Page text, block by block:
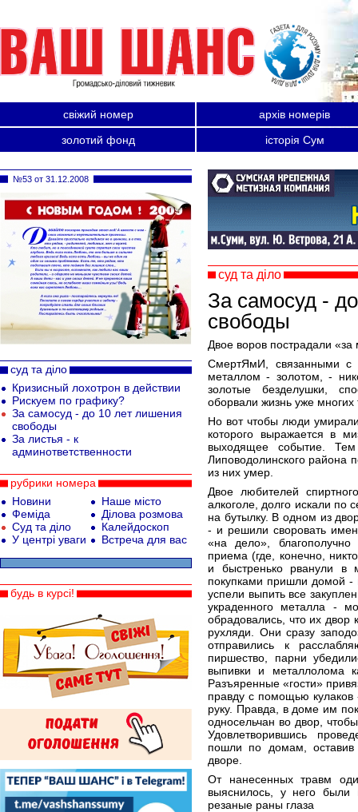
свіжий номер
архів номерів
золотий фонд
історія Сум
суд та діло
За самосуд -
свободы
Двое воров пострадали
СмертЯмИ, связанными с
металлом - золотом, -
золотые безделушки,
оборвали жизнь уже многих
Но вот чтобы люди
которого выражается в
выходящее событие.
Липоводолинского района
из них умер.
Двое любителей
алкоголе, долго искали по
на бутылку. В одном из
- и решили своровать
«на дело»,
приема (где, конечно,
и быстренько рванули в
покупками пришли домой -
успели выпить все
украденного металла -
обрадовались, что их двор
рухляди. Они сразу
отправились к
пиршество, парни
выпивки и металлолома
Разъяренные «гости»
правду с помощью кулаков
руку. Правда, в доме им
односельчан во двор,
Удовлетворившись
пошли по домам, оставив
дворе.
От нанесенных травм
выяснилось, у него были
резаные раны глаза
№53 от 31.12.2008
суд та діло
Кризисный лохотрон в действии
Рискуем по графику?
За самосуд - до 10 лет лишения
свободы
За листья - к
админответственности
рубрики номера
Новини
Феміда
Суд та діло
У центрі уваги
Наше місто
Ділова розмова
Калейдоскоп
Встреча для вас
будь в курсі!